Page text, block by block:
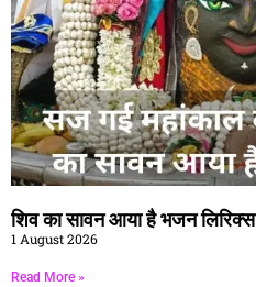
शिव का सावन आया है भजन लिरिक्स
1 August 2026
Read More »